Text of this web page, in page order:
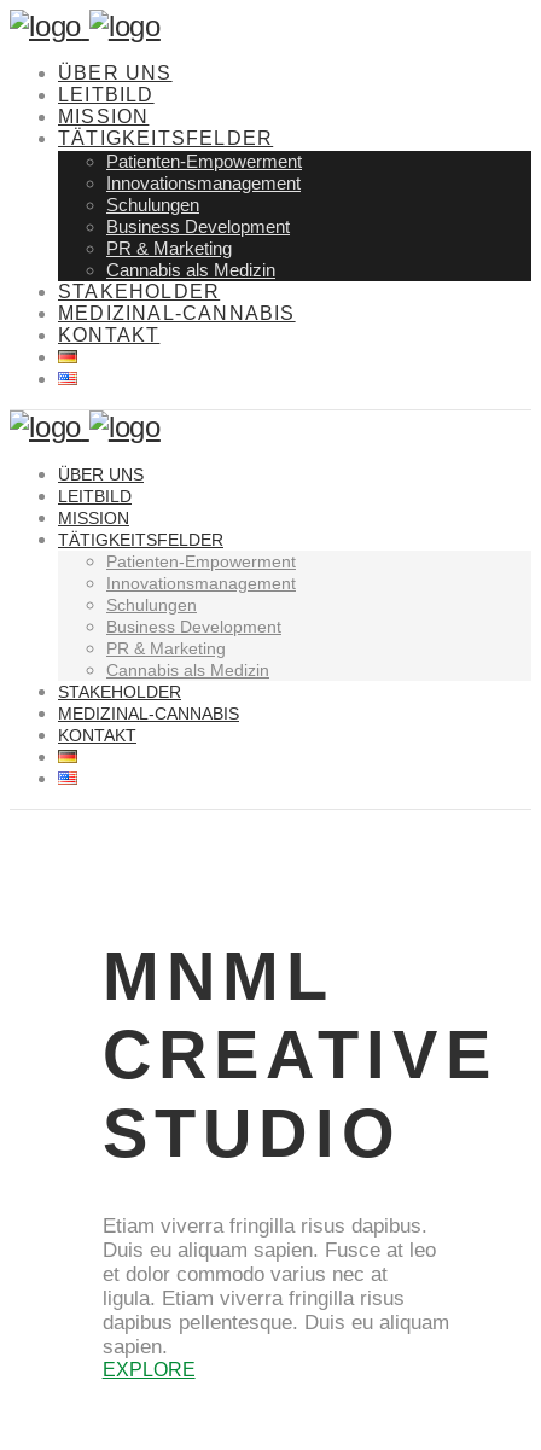
ÜBER UNS
LEITBILD
MISSION
TÄTIGKEITSFELDER
Patienten-Empowerment
Innovationsmanagement
Schulungen
Business Development
PR & Marketing
Cannabis als Medizin
STAKEHOLDER
MEDIZINAL-CANNABIS
KONTAKT
ÜBER UNS
LEITBILD
MISSION
TÄTIGKEITSFELDER
Patienten-Empowerment
Innovationsmanagement
Schulungen
Business Development
PR & Marketing
Cannabis als Medizin
STAKEHOLDER
MEDIZINAL-CANNABIS
KONTAKT
MNML
CREATIVE
STUDIO
Etiam viverra fringilla risus dapibus.
Duis eu aliquam sapien. Fusce at leo
et dolor commodo varius nec at
ligula. Etiam viverra fringilla risus
dapibus pellentesque. Duis eu aliquam
sapien.
EXPLORE